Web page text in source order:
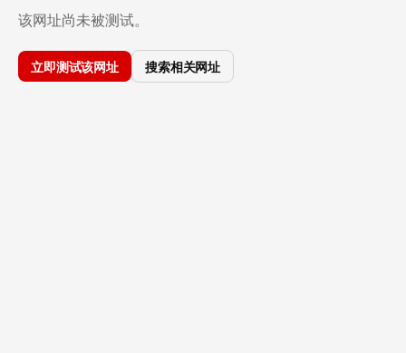
该网址尚未被测试。
立即测试该网址 搜索相关网址